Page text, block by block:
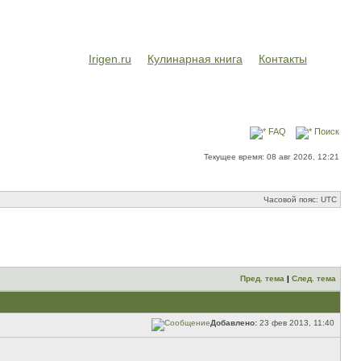
Irigen.ru Кулинарная книга Контакты
FAQ Поиск
Текущее время: 08 авг 2026, 12:21
Часовой пояс: UTC
Пред. тема | След. тема
Добавлено: 23 фев 2013, 11:40